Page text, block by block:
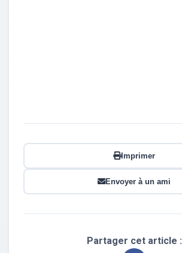
Imprimer
Envoyer à un ami
Partager cet article :